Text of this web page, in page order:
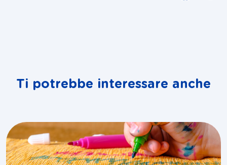
Ti potrebbe interessare anche